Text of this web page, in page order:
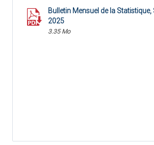
Bulletin Mensuel de la
2025
3.35 Mo